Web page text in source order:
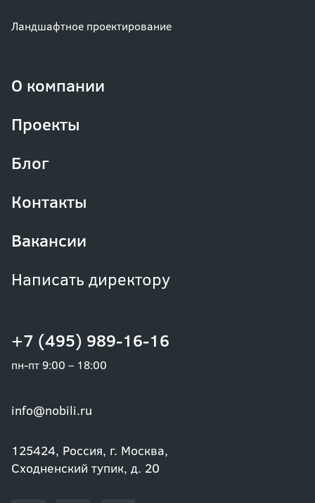
+7 (495) 989-16-16
пн-пт 9:00 – 18:00
info@nobili.ru
125424, Россия, г. Москва,
Сходненский тупик, д. 20
Ландшафтное проектирование
О компании
Проекты
Блог
Контакты
Вакансии
Написать директору